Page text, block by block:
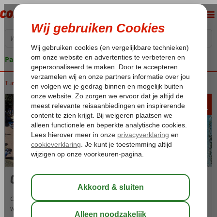
Pakketgarantie
Home
Turkije Egeische kust Cesme
va 554 p.p.
Cesme
Cesme aan de Egeïsche Zee is omgeven door helder, diepblauw
water en is daarmee een van de mooiste kusten van Turkije. Met zijn